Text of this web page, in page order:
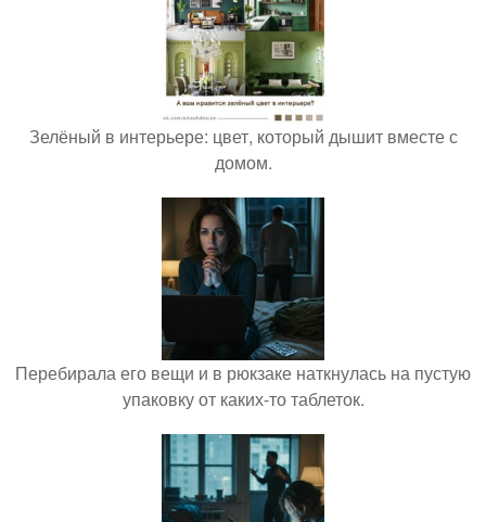
Зелёный в интерьере: цвет, который дышит вместе с
домом.
Перебирала его вещи и в рюкзаке наткнулась на пустую
упаковку от каких-то таблеток.